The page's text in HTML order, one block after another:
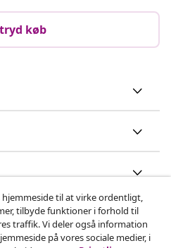
køb
til at virke ordentligt,
tilbyde funktioner i forhold til
traffik. Vi deler også information
på vores sociale medier, i